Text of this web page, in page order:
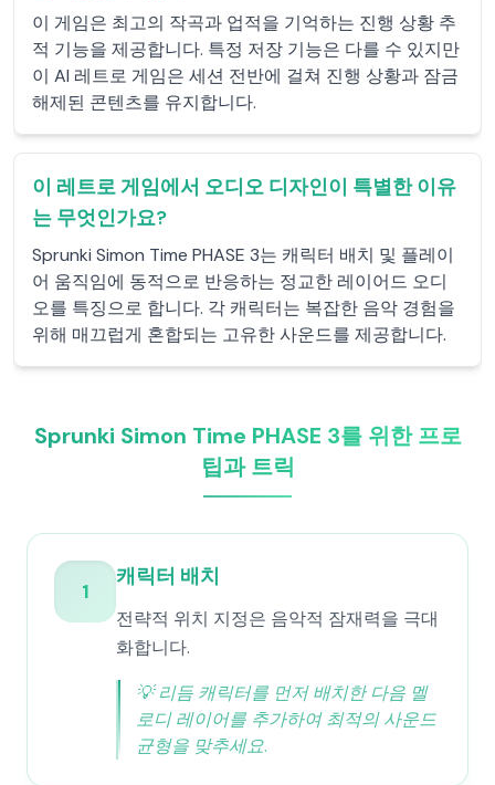
이 게임은 최고의 작곡과 업적을 기억하는 진행 상황 추
적 기능을 제공합니다. 특정 저장 기능은 다를 수 있지만
이 AI 레트로 게임은 세션 전반에 걸쳐 진행 상황과 잠금
해제된 콘텐츠를 유지합니다.
이 레트로 게임에서 오디오 디자인이 특별한 이유
는 무엇인가요?
Sprunki Simon Time PHASE 3는 캐릭터 배치 및 플레이
어 움직임에 동적으로 반응하는 정교한 레이어드 오디
오를 특징으로 합니다. 각 캐릭터는 복잡한 음악 경험을
위해 매끄럽게 혼합되는 고유한 사운드를 제공합니다.
Sprunki Simon Time PHASE 3를 위한 프로
팁과 트릭
1
캐릭터 배치
전략적 위치 지정은 음악적 잠재력을 극대
화합니다.
💡리듬 캐릭터를 먼저 배치한 다음 멜
로디 레이어를 추가하여 최적의 사운드
균형을 맞추세요.